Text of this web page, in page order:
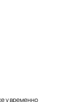
у временно